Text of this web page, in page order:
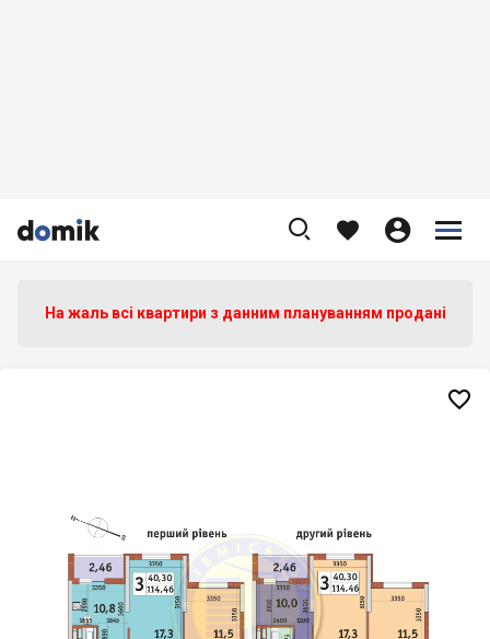


    


На жаль всі квартири з данним плануванням продані
